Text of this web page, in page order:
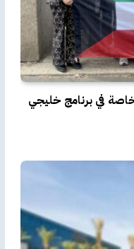
في برنامج خليجي